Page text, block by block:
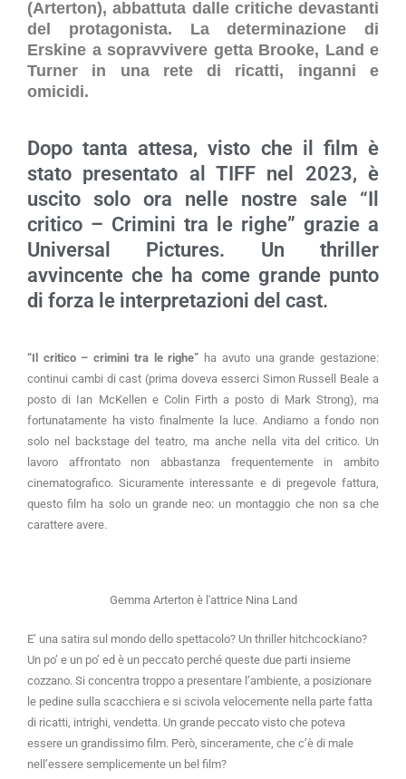
(Arterton), abbattuta dalle critiche devastanti
del protagonista. La determinazione di
Erskine a sopravvivere getta Brooke, Land e
Turner in una rete di ricatti, inganni e
omicidi.
Dopo tanta attesa, visto che il film è
stato presentato al TIFF nel 2023, è
uscito solo ora nelle nostre sale “Il
critico – Crimini tra le righe” grazie a
Universal Pictures. Un thriller
avvincente che ha come grande punto
di forza le interpretazioni del cast.
“Il critico – crimini tra le righe” ha avuto una grande gestazione:
continui cambi di cast (prima doveva esserci Simon Russell Beale a
posto di Ian McKellen e Colin Firth a posto di Mark Strong), ma
fortunatamente ha visto finalmente la luce. Andiamo a fondo non
solo nel backstage del teatro, ma anche nella vita del critico. Un
lavoro affrontato non abbastanza frequentemente in ambito
cinematografico. Sicuramente interessante e di pregevole fattura,
questo film ha solo un grande neo: un montaggio che non sa che
carattere avere.
Gemma Arterton è l'attrice Nina Land
E’ una satira sul mondo dello spettacolo? Un thriller hitchcockiano?
Un po’ e un po’ ed è un peccato perché queste due parti insieme
cozzano. Si concentra troppo a presentare l’ambiente, a posizionare
le pedine sulla scacchiera e si scivola velocemente nella parte fatta
di ricatti, intrighi, vendetta. Un grande peccato visto che poteva
essere un grandissimo film. Però, sinceramente, che c’è di male
nell’essere semplicemente un bel film?